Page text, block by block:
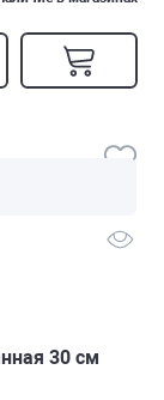
30 см